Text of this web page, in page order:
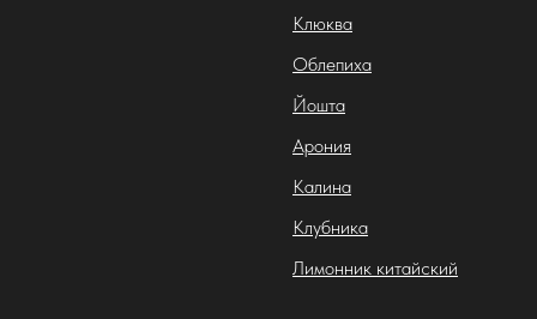
Клюква
Облепиха
Йошта
Арония
Калина
Клубника
Лимонник китайский